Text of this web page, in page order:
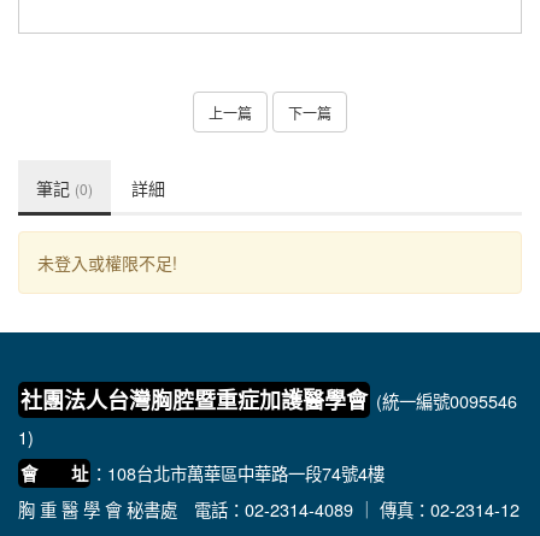
上一篇 下一篇
筆記 (0) 詳細
未登入或權限不足!
社團法人台灣胸腔暨重症加護醫學會 (統一編號0095546
1)
會 址 ：108台北市萬華區中華路一段74號4樓
胸 重 醫 學 會 秘書處 電話：02-2314-4089 ｜ 傳真：02-2314-12